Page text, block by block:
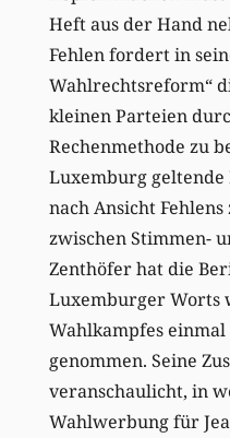
Heft aus der Hand
Fehlen fordert in
Wahlrechtsreform“
kleinen Parteien
Rechenmethode zu
Luxemburg
nach Ansicht
zwischen Stimmen-
Zenthöfer hat die
Luxemburger Worts
Wahlkampfes
genommen. Seine
veranschaulicht, in
Wahlwerbung für